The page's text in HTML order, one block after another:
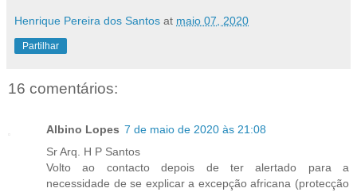
Henrique Pereira dos Santos at maio 07, 2020
Partilhar
16 comentários:
Albino Lopes 7 de maio de 2020 às 21:08
Sr Arq. H P Santos
Volto ao contacto depois de ter alertado para a
necessidade de se explicar a excepção africana (protecção